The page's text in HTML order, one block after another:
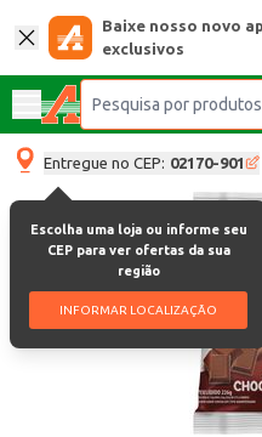
Baixe nosso novo
exclusivos
Entregue no CEP: 02170-901
Escolha uma loja ou informe seu
CEP para ver ofertas da sua
região
INFORMAR LOCALIZAÇÃO